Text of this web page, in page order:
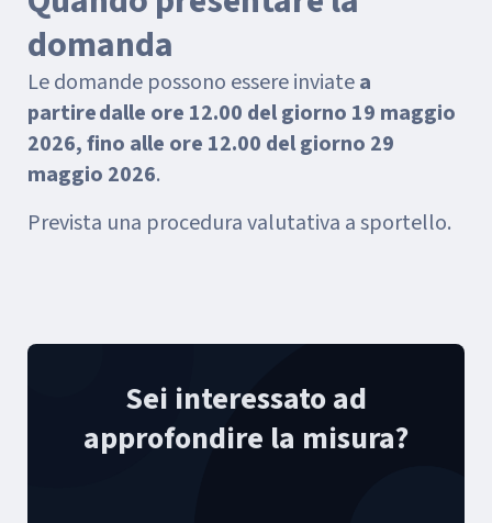
domanda
Le domande possono essere inviatea
partire dalle ore 12.00 del giorno 19 maggio
2026, fino alle ore 12.00 del giorno 29
maggio 2026.
Prevista una procedura valutativa a sportello.
Sei interessato ad
approfondire la misura?